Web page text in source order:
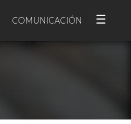
COMUNICACIÓN ☰